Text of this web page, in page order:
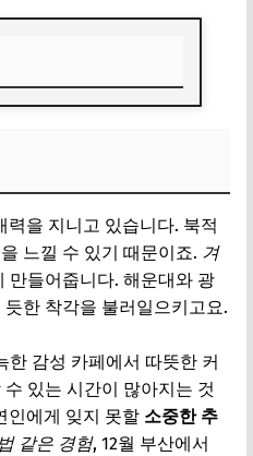
력을 지니고 있습니다. 북적
느낄 수 있기 때문이죠. 겨
만들어줍니다. 해운대와 광
한 착각을 불러일으키고요.
감성 카페에서 따뜻한 커
있는 시간이 많아지는 것
인에게 잊지 못할 소중한 추
같은 경험, 12월 부산에서